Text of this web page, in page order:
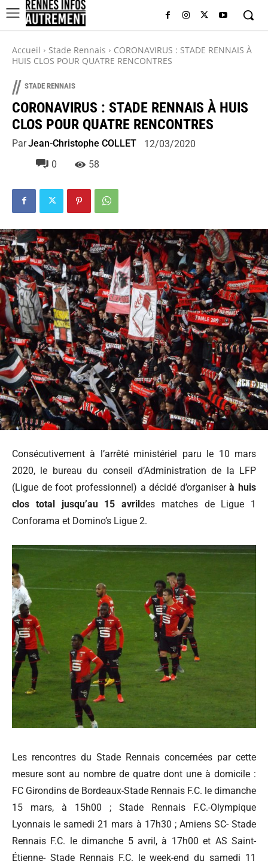
Accueil Stade Rennais
CORONAVIRUS : STADE RENNAIS À
HUIS CLOS POUR QUATRE RENCONTRES
// STADE RENNAIS
CORONAVIRUS : STADE RENNAIS À HUIS
CLOS POUR QUATRE RENCONTRES
ParJean-Christophe COLLET
12/03/2020
0
58
Consécutivement à l’arrêté ministériel paru le 10 mars
2020, le bureau du conseil d’Administration de la LFP
(Ligue de foot professionnel) a décidé d’organiserà huis
clos total jusqu’au 15 avrildes matches de Ligue 1
Conforama et Domino’s Ligue 2.
Les rencontres du Stade Rennais concernées par cette
mesure sont au nombre de quatre dont une à domicile :
FC Girondins de Bordeaux-Stade Rennais F.C. le dimanche
15 mars, à 15h00 ; Stade Rennais F.C.-Olympique
Lyonnais le samedi 21 mars à 17h30 ; Amiens SC- Stade
Rennais F.C. le dimanche 5 avril, à 17h00 et AS Saint-
Étienne- Stade Rennais F.C. le week-end du samedi 11